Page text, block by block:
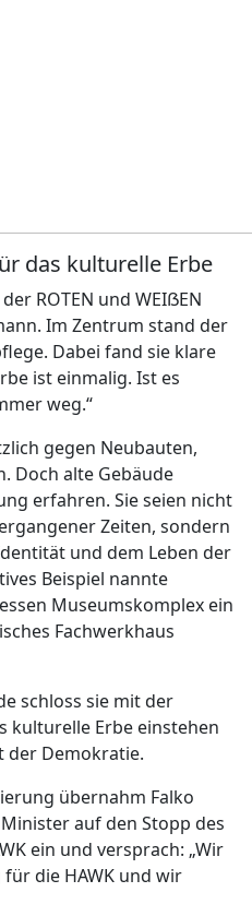
das kulturelle Erbe
ROTEN und WEIẞEN
Im Zentrum stand der
Dabei fand sie klare
ist einmalig. Ist es
weg.“
gegen Neubauten,
Doch alte Gebäude
erfahren. Sie seien nicht
Zeiten, sondern
und dem Leben der
Beispiel nannte
Museumskomplex ein
Fachwerkhaus
schloss sie mit der
kulturelle Erbe einstehen
der Demokratie.
übernahm Falko
auf den Stopp des
ein und versprach: „Wir
die HAWK und wir